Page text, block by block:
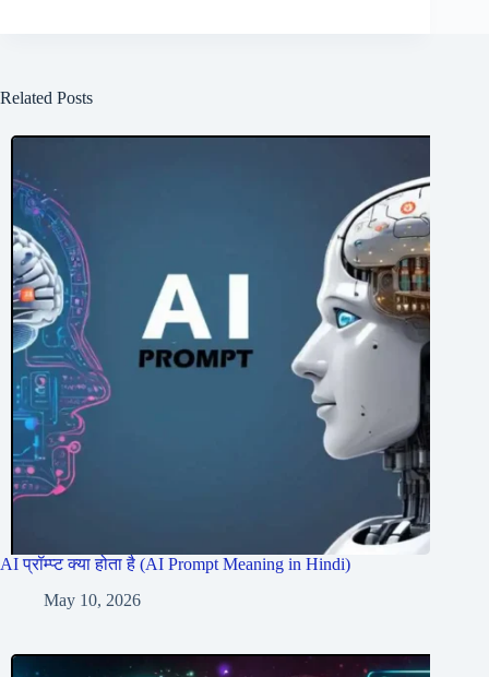
Related Posts
AI प्रॉम्प्ट क्या होता है (AI Prompt Meaning in Hindi)
May 10, 2026